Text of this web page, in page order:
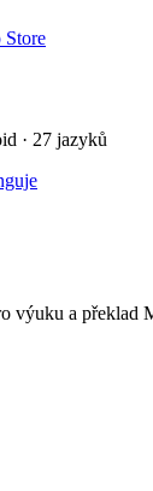
Store
· 27 jazyků
výuku a překlad